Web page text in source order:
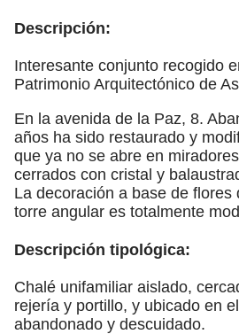
Descripción:
Interesante conjunto recogido
Patrimonio Arquitectónico de
En la avenida de la Paz, 8.
años ha sido restaurado y
que ya no se abre en
cerrados con cristal y
La decoración a base de flores
torre angular es totalmente
Descripción tipológica:
Chalé unifamiliar aislado,
rejería y portillo, y ubicado en
abandonado y descuidado.